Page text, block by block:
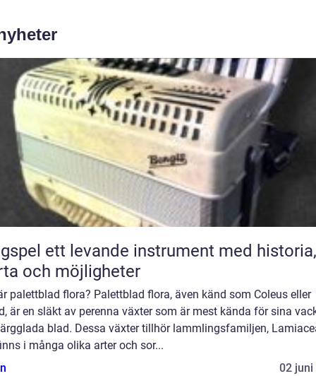
med historia,
och möjligheter
palettblad flora? Palettblad flora, även känd som Coleus eller
är en släkt av perenna växter som är mest kända för sina
blad. Dessa växter tillhör lammlingsfamiljen,
i många olika arter och sor...
02 juni